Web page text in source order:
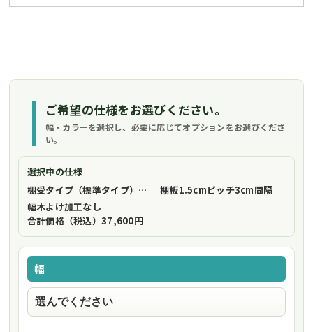
ご希望の仕様をお選びください。
幅・カラーを選択し、必要に応じてオプションをお選びくださ
い。
選択中の仕様
棚受タイプ（標準タイプ）
フリーストップ棚受（標準仕様）
棚板1.5cmピッチ3cm間隔
幅木よけ加工なし
合計価格（税込）37,600円
幅